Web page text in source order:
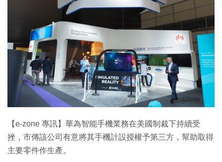
生成式AI與雲端應用
Enterprise Digital Transformation
特集
【e-zone 專訊】華為智能手機業務在美國制裁下持續受
挫，市傳該公司有意將其手機計設授權予第三方，幫助取得
主要零件作生產。